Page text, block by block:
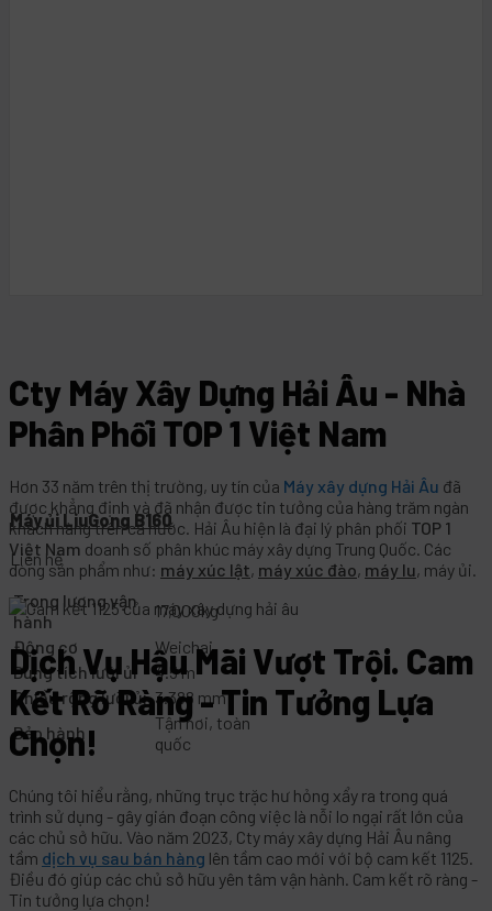
Máy ủi LiuGong B160
Liên hệ
Trọng lượng vận
hành
17,000kg
Động cơ
Weichai
Dung tích lưỡi ủi
4.5 m³
Chiều rộng lưỡi ủi 3.388 mm
Bảo hành
Tận nơi, toàn
quốc
Cty Máy Xây Dựng Hải Âu - Nhà
Phân Phối TOP 1 Việt Nam
Hơn 33 năm trên thị trường, uy tín của Máy xây dựng Hải Âu đã
được khẳng định và đã nhận được tin tưởng của hàng trăm ngàn
khách hàng trên cả nước. Hải Âu hiện là đại lý phân phối TOP 1
Việt Nam doanh số phân khúc máy xây dựng Trung Quốc. Các
dòng sản phẩm như: máy xúc lật, máy xúc đào, máy lu, máy ủi.
Dịch Vụ Hậu Mãi Vượt Trội. Cam
Kết Rõ Ràng - Tin Tưởng Lựa
Chọn!
Chúng tôi hiểu rằng, những trục trặc hư hỏng xẩy ra trong quá
trình sử dụng - gây gián đoạn công việc là nỗi lo ngại rất lớn của
các chủ sở hữu. Vào năm 2023, Cty máy xây dựng Hải Âu nâng
tầm dịch vụ sau bán hàng lên tầm cao mới với bộ cam kết 1125.
Điều đó giúp các chủ sở hữu yên tâm vận hành. Cam kết rõ ràng -
Tin tưởng lựa chọn!